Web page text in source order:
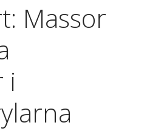
Massor
i